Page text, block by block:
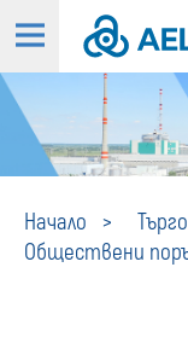
Начало
Обществени